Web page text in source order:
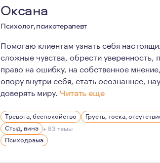
Оксана
Психолог, психотерапевт
Помогаю клиентам узнать себя
сложные чувства, обрести уверенность,
право на ошибку, на собственное
опору внутри себя, стать осознаннее,
доверять миру. Читать еще
Для меня психотерапия - это про
Тревога, беспокойство
Грусть, тоска,
Стыд, вина + 83 темы
Психодрама